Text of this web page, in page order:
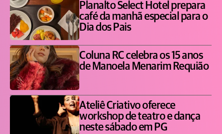
Planalto Select Hotel prepara
café da manhã especial para o
Dia dos Pais
Coluna RC celebra os 15 anos
de Manoela Menarim Requião
Ateliê Criativo oferece
workshop de teatro e dança
neste sábado em PG